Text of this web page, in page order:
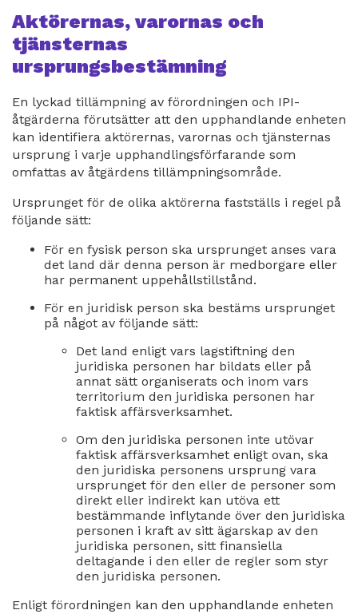
Aktörernas, varornas och
tjänsternas
ursprungsbestämning
En lyckad tillämpning av förordningen och IPI-
åtgärderna förutsätter att den upphandlande enheten
kan identifiera aktörernas, varornas och tjänsternas
ursprung i varje upphandlingsförfarande som
omfattas av åtgärdens tillämpningsområde.
Ursprunget för de olika aktörerna fastställs i regel på
följande sätt:
För en fysisk person ska ursprunget anses vara
det land där denna person är medborgare eller
har permanent uppehållstillstånd.
För en juridisk person ska bestäms ursprunget
på något av följande sätt:
Det land enligt vars lagstiftning den
juridiska personen har bildats eller på
annat sätt organiserats och inom vars
territorium den juridiska personen har
faktisk affärsverksamhet.
Om den juridiska personen inte utövar
faktisk affärsverksamhet enligt ovan, ska
den juridiska personens ursprung vara
ursprunget för den eller de personer som
direkt eller indirekt kan utöva ett
bestämmande inflytande över den juridiska
personen i kraft av sitt ägarskap av den
juridiska personen, sitt finansiella
deltagande i den eller de regler som styr
den juridiska personen.
Enligt förordningen kan den upphandlande enheten